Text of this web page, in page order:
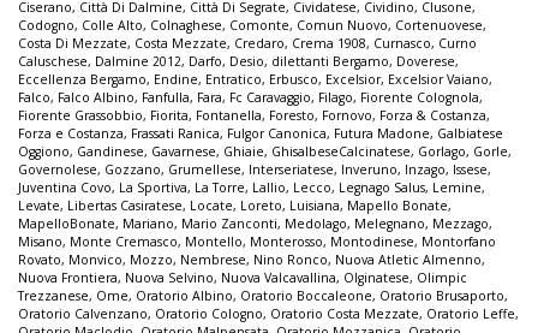
Ciserano, Città Di Dalmine, Città Di Segrate, Cividatese, Cividino, Clusone,
Codogno, Colle Alto, Colnaghese, Comonte, Comun Nuovo, Cortenuovese,
Costa Di Mezzate, Costa Mezzate, Credaro, Crema 1908, Curnasco, Curno
Caluschese, Dalmine 2012, Darfo, Desio, dilettanti Bergamo, Doverese,
Eccellenza Bergamo, Endine, Entratico, Erbusco, Excelsior, Excelsior Vaiano,
Falco, Falco Albino, Fanfulla, Fara, Fc Caravaggio, Filago, Fiorente Colognola,
Fiorente Grassobbio, Fiorita, Fontanella, Foresto, Fornovo, Forza & Costanza,
Forza e Costanza, Frassati Ranica, Fulgor Canonica, Futura Madone, Galbiatese
Oggiono, Gandinese, Gavarnese, Ghiaie, GhisalbeseCalcinatese, Gorlago, Gorle,
Governolese, Gozzano, Grumellese, Interseriatese, Inveruno, Inzago, Issese,
Juventina Covo, La Sportiva, La Torre, Lallio, Lecco, Legnago Salus, Lemine,
Levate, Libertas Casiratese, Locate, Loreto, Luisiana, Mapello Bonate,
MapelloBonate, Mariano, Mario Zanconti, Medolago, Melegnano, Mezzago,
Misano, Monte Cremasco, Montello, Monterosso, Montodinese, Montorfano
Rovato, Monvico, Mozzo, Nembrese, Nino Ronco, Nuova Atletic Almenno,
Nuova Frontiera, Nuova Selvino, Nuova Valcavallina, Olginatese, Olimpic
Trezzanese, Ome, Oratorio Albino, Oratorio Boccaleone, Oratorio Brusaporto,
Oratorio Calvenzano, Oratorio Cologno, Oratorio Costa Mezzate, Oratorio Leffe,